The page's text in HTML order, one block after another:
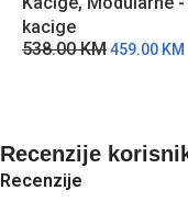
kacige
538.00KM459.00 KM
Recenzije
Recenzije